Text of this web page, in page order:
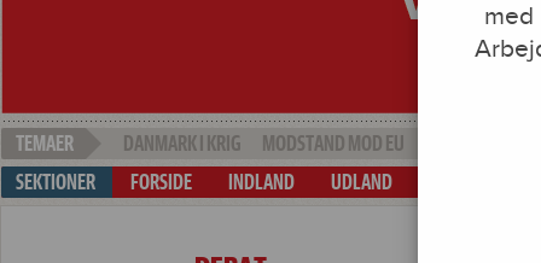
DANMARK I KRIG MODSTAND MOD EU
FORSIDE
INDLAND UDLAND